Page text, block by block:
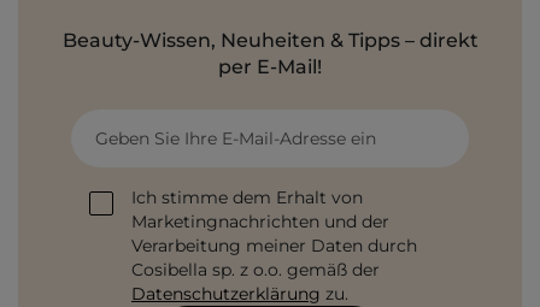
Beauty-Wissen, Neuheiten & Tipps – direkt
per E-Mail!
Geben Sie Ihre E-Mail-Adresse ein
Ich stimme dem Erhalt von
Marketingnachrichten und der
Verarbeitung meiner Daten durch
Cosibella sp. z o.o. gemäß der
Datenschutzerklärung zu.